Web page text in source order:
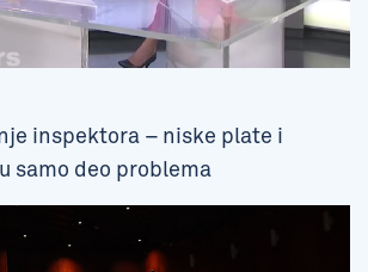
inspektora – niske plate i
samo deo problema